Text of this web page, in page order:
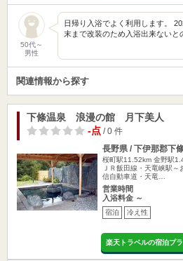
50代～
男性
日帰り入浴でよく利用します。
末まで改装のため入浴出来ないと
関連情報から探す
下條温泉 浪漫の館 月下美人
-点/ 0 件
長野県 / 下伊那郡下
桜町駅11.52km 金野駅
ＪＲ飯田線・天竜峡駅
信自動車道・天竜…
営業時間
入浴料金 ～
宿泊 冷え性
楽天トラベルの宿泊プ